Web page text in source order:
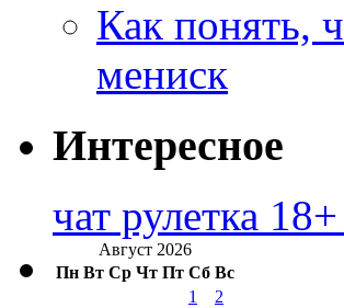
Как понять,
мениск
Интересное
чат рулетка
Август 2026
Пн Вт Ср Чт Пт Сб Вс
1
2